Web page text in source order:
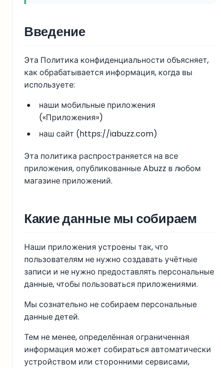
Введение
Эта Политика конфиденциальности объясняет,
как обрабатывается информация, когда вы
используете:
наши мобильные приложения
(«Приложения»)
наш сайт (https://iabuzz.com)
Эта политика распространяется на все
приложения, опубликованные Abuzz в любом
магазине приложений.
Какие данные мы собираем
Наши приложения устроены так, что
пользователям не нужно создавать учётные
записи и не нужно предоставлять персональные
данные, чтобы пользоваться приложениями.
Мы сознательно не собираем персональные
данные детей.
Тем не менее, определённая ограниченная
информация может собираться автоматически
устройством или сторонними сервисами,